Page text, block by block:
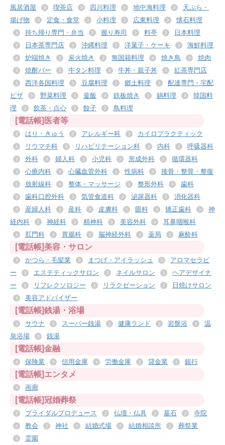
風居酒屋
喫茶店 四川料理 地中海料理
天ぷら・
揚げ物
定食・食堂 小料理 広東料理
懐石料理
持ち帰り専門・弁当
握り寿司 料亭
日本料理
日本茶専門店
沖縄料理 洋菓子・ケーキ
海鮮料理
炉端焼き
炭火焼き 無国籍料理 焼き鳥
焼肉
焼酎バー
牛タン料理 牛丼・親子丼
紅茶専門店
西洋各国料理
豆腐料理 郷土料理
配達専門・宅配
ピザ
野菜料理 釜飯 鉄板焼き 鍋料理
韓国料
理
飲茶・点心 餃子 鳥料理
[電話帳]医者等
はり・きゅう アレルギー科
カイロプラクティック
リウマチ科
リハビリテーション科 内科
呼吸器科
外科
婦人科 小児科 形成外科
循環器科
心療内科
心臓血管外科 性病科
接骨・整骨・整復
放射線科
整体・マッサージ 整形外科
歯科
歯科口腔外科
気管食道科 泌尿器科
消化器科
産婦人科
産科 皮膚科 眼科 矯正歯科
神
経内科
神経科 精神科 美容外科
耳鼻咽喉科
肛門科
胃腸科 脳神経外科 薬局 麻酔科
[電話帳]美容・サロン
かつら・毛髪業 まつげ・アイラッシュ
アロマセラピ
ー
エステティックサロン ネイルサロン
ヘアデザイナ
ー
リフレクソロジー リラクゼーション
日焼けサロン
美容アドバイザー
[電話帳]銭湯・浴場
サウナ スーパー銭湯 健康ランド 岩盤浴
温
泉浴場
銭湯
[電話帳]金融
保険業 信用金庫 労働金庫 貸金業 銀行
[電話帳]エンタメ
画廊
[電話帳]冠婚葬祭
ブライダルプロデュース 仏壇・仏具 墓石
寺院
教会
神社 結婚式場 結婚相談所
葬祭業
霊園